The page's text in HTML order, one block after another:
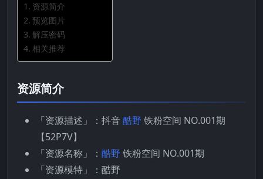
资源简介
预览图片
解压密码
相关推荐
资源简介
「资源描述」：抖音酷野 铁粉空间 NO.001期
【52P7V】
「资源名称」： 酷野 铁粉空间 NO.001期
「资源模特」：酷野